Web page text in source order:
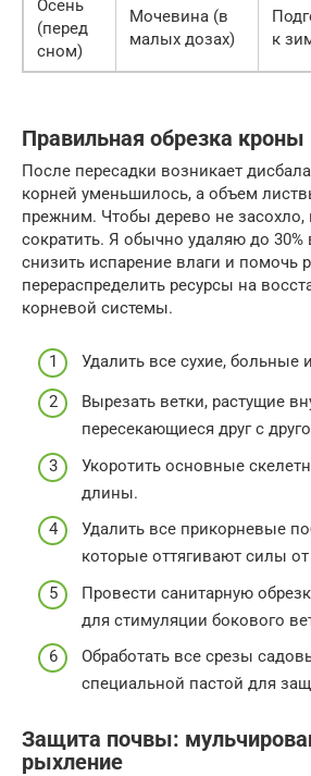
Осень
(перед
сном)
Мочевина (в
малых дозах)
к
Правильная обрезка кроны
После пересадки возникает
корней уменьшилось, а объем
прежним. Чтобы дерево не засохло,
сократить. Я обычно удаляю до 30%
снизить испарение влаги и помочь
перераспределить ресурсы на
корневой системы.
Удалить все сухие, больные
Вырезать ветки, растущие
пересекающиеся друг с
Укоротить основные
длины.
Удалить все прикорневые
которые оттягивают силы
Провести санитарную
для стимуляции бокового
Обработать все срезы
специальной пастой для
Защита почвы:
рыхление